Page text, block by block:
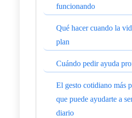
funcionando
Qué hacer cuando la
plan
Cuándo pedir ayuda
El gesto cotidiano más
que puede ayudarte a
diario